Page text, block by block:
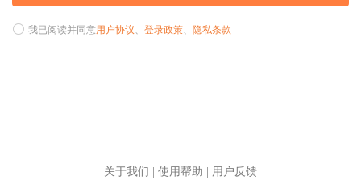
我已阅读并同意用户协议、 登录政策、 隐私条款
关于我们 使用帮助 用户反馈